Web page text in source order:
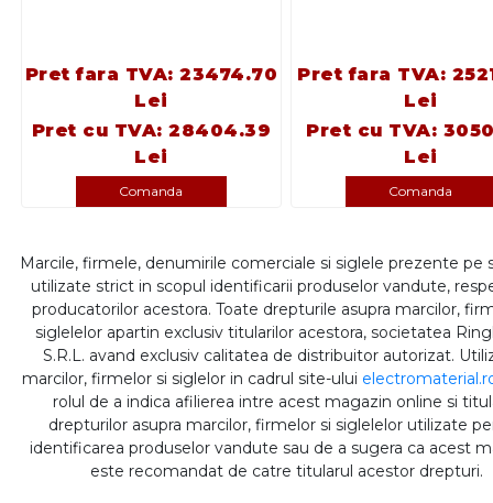
Pret fara TVA: 23474.70
Lei
Pret cu TVA: 28404.39
Lei
Comanda
Pret fara TVA:
Lei
Pret cu TVA:
Lei
Comanda
Marcile, firmele, denumirile comerciale si siglele prezente pe
utilizate strict in scopul identificarii produselor vandute,
producatorilor acestora. Toate drepturile asupra marcilor,
siglelelor apartin exclusiv titularilor acestora, societatea
S.R.L. avand exclusiv calitatea de distribuitor autorizat.
marcilor, firmelor si siglelor in cadrul site-ului
rolul de a indica afilierea intre acest magazin online si
drepturilor asupra marcilor, firmelor si siglelelor utilizate
identificarea produselor vandute sau de a sugera ca acest
este recomandat de catre titularul acestor drepturi.